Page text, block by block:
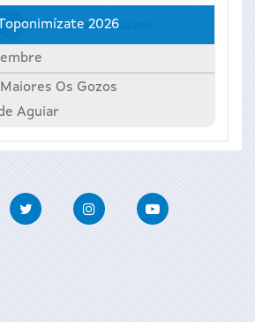
2026
Os Gozos
Aguiar
Twitter InstagramYoutube